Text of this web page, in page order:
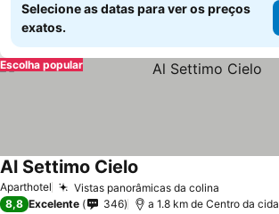
Selecione as datas para ver os preços
exatos.
Escolha popular
Aparthotel Vistas panorâmicas da colina
Al Settimo Cielo
8,8 Excelente 346 a 1.8 km de Centro da